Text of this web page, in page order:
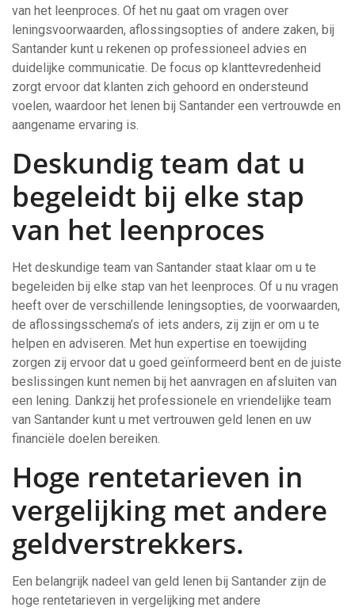
van het leenproces. Of het nu gaat om vragen over
leningsvoorwaarden, aflossingsopties of andere zaken, bij
Santander kunt u rekenen op professioneel advies en
duidelijke communicatie. De focus op klanttevredenheid
zorgt ervoor dat klanten zich gehoord en ondersteund
voelen, waardoor het lenen bij Santander een vertrouwde en
aangename ervaring is.
Deskundig team dat u
begeleidt bij elke stap
van het leenproces
Het deskundige team van Santander staat klaar om u te
begeleiden bij elke stap van het leenproces. Of u nu vragen
heeft over de verschillende leningsopties, de voorwaarden,
de aflossingsschema’s of iets anders, zij zijn er om u te
helpen en adviseren. Met hun expertise en toewijding
zorgen zij ervoor dat u goed geïnformeerd bent en de juiste
beslissingen kunt nemen bij het aanvragen en afsluiten van
een lening. Dankzij het professionele en vriendelijke team
van Santander kunt u met vertrouwen geld lenen en uw
financiële doelen bereiken.
Hoge rentetarieven in
vergelijking met andere
geldverstrekkers.
Een belangrijk nadeel van geld lenen bij Santander zijn de
hoge rentetarieven in vergelijking met andere